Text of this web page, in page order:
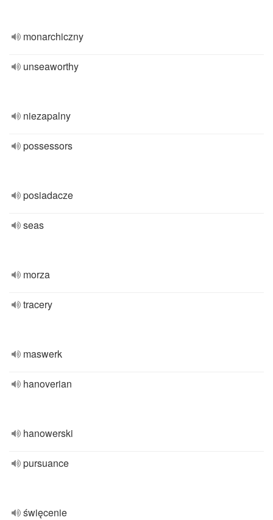
monarchiczny
unseaworthy
niezapalny
possessors
posiadacze
seas
morza
tracery
maswerk
hanoverian
hanowerski
pursuance
święcenie